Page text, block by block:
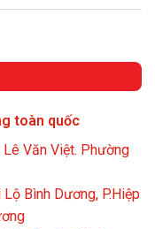
toàn quốc
Văn Việt. Phường
Bình Dương, P.Hiệp